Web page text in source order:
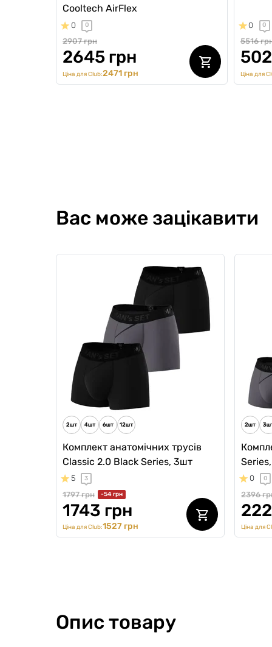
Cooltech AirFlex
0 0
2907 грн
2645 грн
Ціна для Club:2471 грн
0 0
5516
Ціна для
Комплект спортивної
анатомічної білизни з боксерів
1886 грн
Ціна для Club: 3577
Ціна для
Вас може зацікавити
Комплект анатомічних трусів
Classic 2.0 Black Series, 3шт
5 3
1797 грн -54 грн
1743 грн
Ціна для Club:1527 грн
0 0
2396
Ціна для
Опис товару